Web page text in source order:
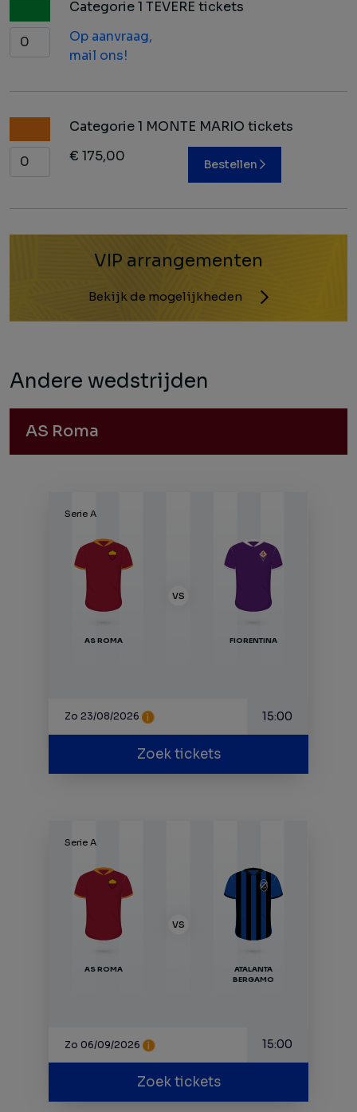
Categorie 1 TEVERE tickets
Op aanvraag,
mail ons!
Categorie 1 MONTE MARIO tickets
€ 175,00
Bestellen
VIP arrangementen
Bekijk de mogelijkheden
Andere wedstrijden
AS Roma
Serie A
AS ROMA FIORENTINA
VS
Zo 23/08/2026 15:00
Zoek tickets
Serie A
AS ROMA
ATALANTA
BERGAMO
VS
Zo 06/09/2026 15:00
Zoek tickets